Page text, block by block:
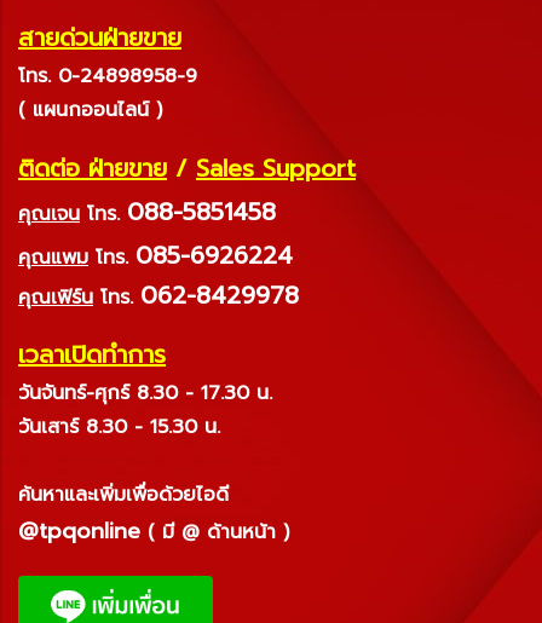
สายด่วนฝ่ายขาย
โทร. 0-24898958-9
( แผนกออนไลน์ )
ติดต่อ ฝ่ายขาย / Sales Support
คุณเจน โทร. 088-5851458
คุณแพม โทร. 085-6926224
คุณเฟิร์น โทร. 062-8429978
เวลาเปิดทำการ
วันจันทร์-ศุกร์ 8.30 - 17.30 น.
วันเสาร์ 8.30 - 15.30 น.
ค้นหาและเพิ่มเพื่อด้วยไอดี
@tpqonline ( มี @ ด้านหน้า )